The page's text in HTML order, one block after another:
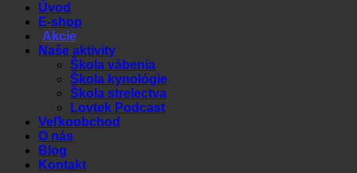
Úvod
E-shop
Akcie
Naše aktivity
Škola vábenia
Škola kynológie
Škola strelectva
Lovtek Podcast
Veľkoobchod
O nás
Blog
Kontakt